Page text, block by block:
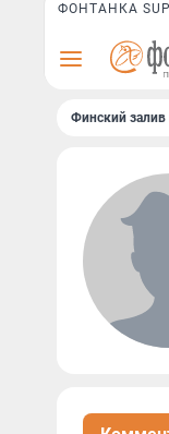
ФОНТАНКА SUP
Финский залив